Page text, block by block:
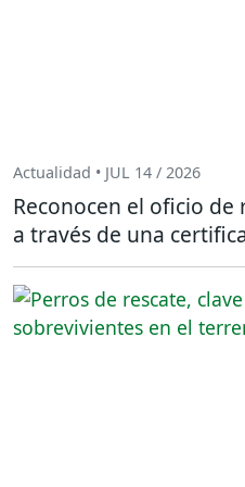
Actualidad • JUL 14 / 2026
Reconocen el oficio de
a través de una